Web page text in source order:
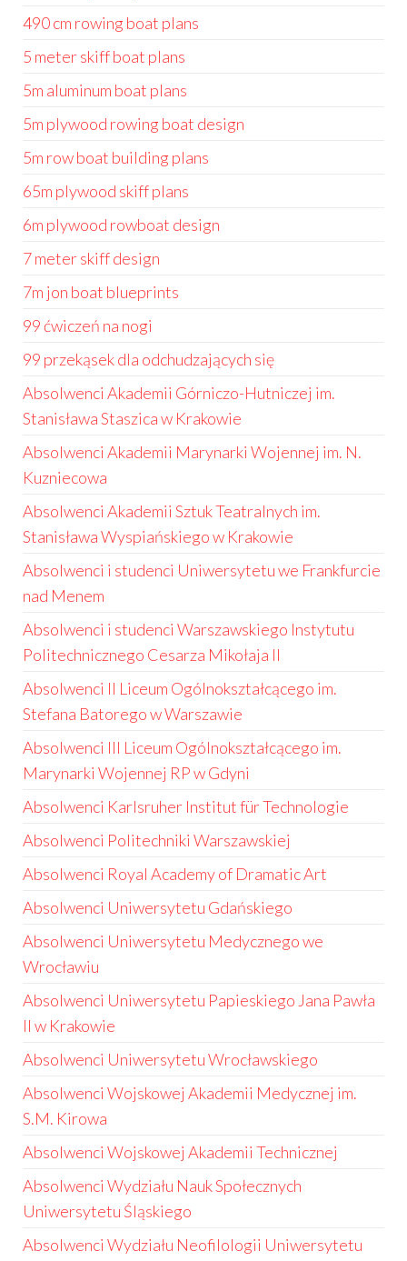
490 cm rowing boat plans
5 meter skiff boat plans
5m aluminum boat plans
5m plywood rowing boat design
5m row boat building plans
65m plywood skiff plans
6m plywood rowboat design
7 meter skiff design
7m jon boat blueprints
99 ćwiczeń na nogi
99 przekąsek dla odchudzających się
Absolwenci Akademii Górniczo-Hutniczej im.
Stanisława Staszica w Krakowie
Absolwenci Akademii Marynarki Wojennej im. N.
Kuzniecowa
Absolwenci Akademii Sztuk Teatralnych im.
Stanisława Wyspiańskiego w Krakowie
Absolwenci i studenci Uniwersytetu we Frankfurcie
nad Menem
Absolwenci i studenci Warszawskiego Instytutu
Politechnicznego Cesarza Mikołaja II
Absolwenci II Liceum Ogólnokształcącego im.
Stefana Batorego w Warszawie
Absolwenci III Liceum Ogólnokształcącego im.
Marynarki Wojennej RP w Gdyni
Absolwenci Karlsruher Institut für Technologie
Absolwenci Politechniki Warszawskiej
Absolwenci Royal Academy of Dramatic Art
Absolwenci Uniwersytetu Gdańskiego
Absolwenci Uniwersytetu Medycznego we
Wrocławiu
Absolwenci Uniwersytetu Papieskiego Jana Pawła
II w Krakowie
Absolwenci Uniwersytetu Wrocławskiego
Absolwenci Wojskowej Akademii Medycznej im.
S.M. Kirowa
Absolwenci Wojskowej Akademii Technicznej
Absolwenci Wydziału Nauk Społecznych
Uniwersytetu Śląskiego
Absolwenci Wydziału Neofilologii Uniwersytetu